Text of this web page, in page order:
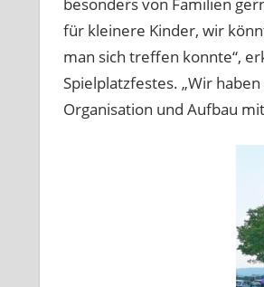
für kleinere Kinder, wir
man sich treffen konnte“,
Spielplatzfestes. „Wir
Organisation und Aufbau